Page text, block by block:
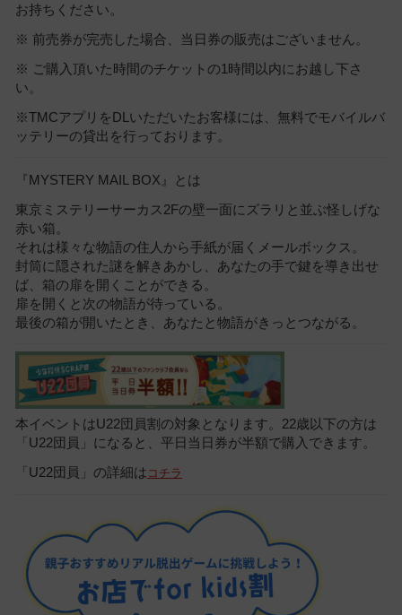
お持ちください。
※ 前売券が完売した場合、当日券の販売はございません。
※ ご購入頂いた時間のチケットの1時間以内にお越し下さ
い。
※TMCアプリをDLいただいたお客様には、無料でモバイルバ
ッテリーの貸出を行っております。
『MYSTERY MAIL BOX』とは
東京ミステリーサーカス2Fの壁一面にズラリと並ぶ怪しげな
赤い箱。
それは様々な物語の住人から手紙が届くメールボックス。
封筒に隠された謎を解きあかし、あなたの手で鍵を導き出せ
ば、箱の扉を開くことができる。
扉を開くと次の物語が待っている。
最後の箱が開いたとき、あなたと物語がきっとつながる。
本イベントはU22団員割の対象となります。22歳以下の方は
「U22団員」になると、平日当日券が半額で購入できます。
「U22団員」の詳細は コチラ